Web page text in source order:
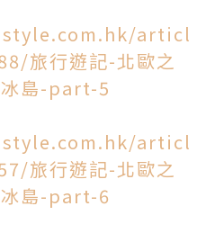
articl
旅行遊記-北歐之
島-part-5
articl
旅行遊記-北歐之
島-part-6